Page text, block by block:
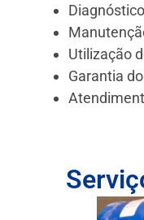
Utilização
Garantia